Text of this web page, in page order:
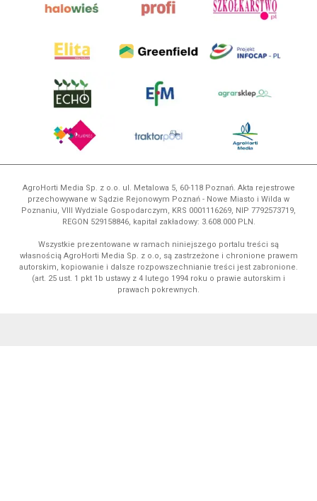
AgroHorti Media Sp. z o.o. ul. Metalowa 5, 60-118 Poznań. Akta rejestrowe
przechowywane w Sądzie Rejonowym Poznań - Nowe Miasto i Wilda w
Poznaniu, VIII Wydziale Gospodarczym, KRS 0001116269, NIP 7792573719,
REGON 529158846, kapitał zakładowy: 3.608.000 PLN.
Wszystkie prezentowane w ramach niniejszego portalu treści są
własnością AgroHorti Media Sp. z o.o, są zastrzeżone i chronione prawem
autorskim, kopiowanie i dalsze rozpowszechnianie treści jest zabronione.
(art. 25 ust. 1 pkt 1b ustawy z 4 lutego 1994 roku o prawie autorskim i
prawach pokrewnych.